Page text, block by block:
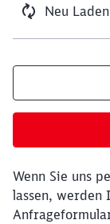
Neu Laden
Wenn Sie uns
lassen, werden